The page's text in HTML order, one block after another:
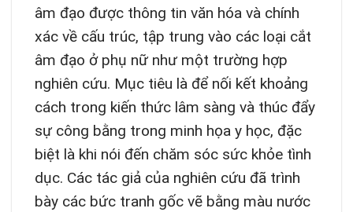
âm đạo được thông tin văn hóa và chính
xác về cấu trúc, tập trung vào các loại cắt
âm đạo ở phụ nữ như một trường hợp
nghiên cứu. Mục tiêu là để nối kết khoảng
cách trong kiến thức lâm sàng và thúc đẩy
sự công bằng trong minh họa y học, đặc
biệt là khi nói đến chăm sóc sức khỏe tình
dục. Các tác giả của nghiên cứu đã trình
bày các bức tranh gốc vẽ bằng màu nước